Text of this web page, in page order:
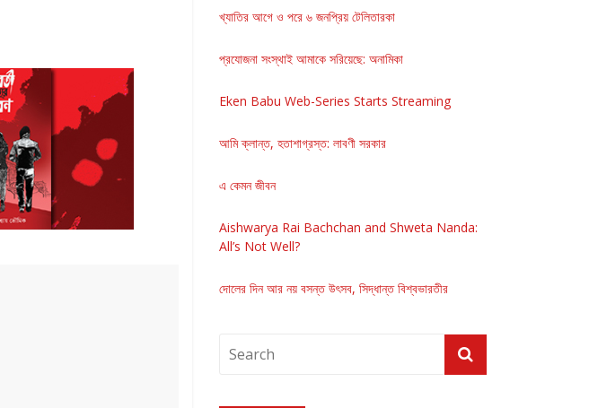
খ্যাতির আগে ও পরে ৬ জনপ্রিয় টেলিতারকা
প্রযোজনা সংস্থাই আমাকে সরিয়েছে: অনামিকা
Eken Babu Web-Series Starts Streaming
আমি ক্লান্ত, হতাশাগ্রস্ত: লাবণী সরকার
এ কেমন জীবন
Aishwarya Rai Bachchan and Shweta Nanda:
All’s Not Well?
দোলের দিন আর নয় বসন্ত উৎসব, সিদ্ধান্ত বিশ্বভারতীর